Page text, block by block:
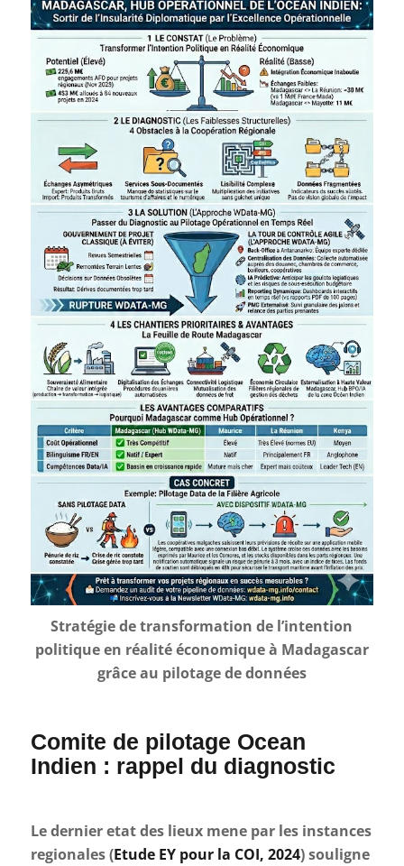
Stratégie de transformation de l’intention
politique en réalité économique à Madagascar
grâce au pilotage de données
Comite de pilotage Ocean
Indien : rappel du diagnostic
Le dernier etat des lieux mene par les instances
regionales (Etude EY pour la COI, 2024) souligne